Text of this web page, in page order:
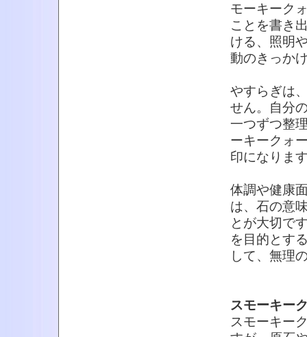
モーキーク
ことを書き
ける、照明
動のきっか
やすらぎは
せん。自分
一つずつ整
ーキークォ
印になりま
体調や健康
は、石の意
とが大切で
を目的とす
して、無理
スモーキー
スモーキー